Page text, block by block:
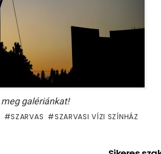
galériánkat!
SZARVAS SZARVASI VÍZI SZÍNHÁZ